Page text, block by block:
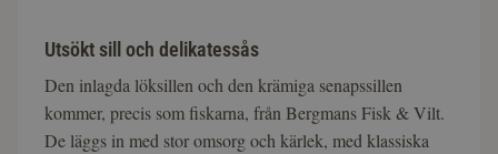
Utsökt sill och delikatessås
Den inlagda löksillen och den krämiga senapssillen
kommer, precis som fiskarna, från Bergmans Fisk & Vilt.
De läggs in med stor omsorg och kärlek, med klassiska